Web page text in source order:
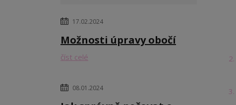
17.02.2024
Možnosti úpravy obočí
číst celé
08.01.2024